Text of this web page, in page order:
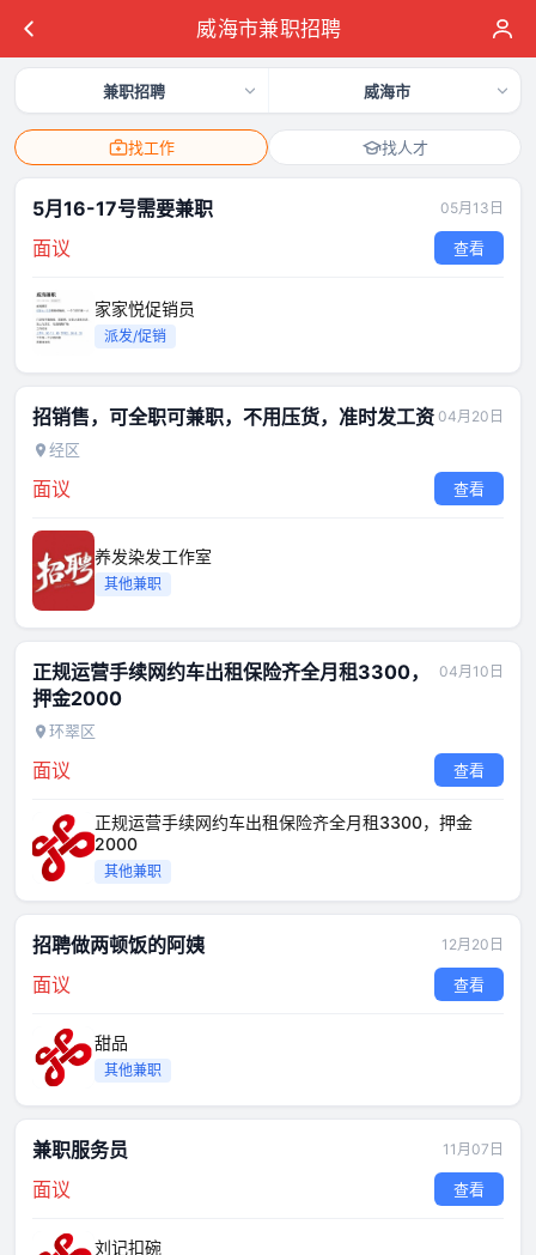
威海市兼职招聘
兼职招聘 威海市
找工作 找人才
5月16-17号需要兼职 05月13日
面议 查看
家家悦促销员
派发/促销
招销售，可全职可兼职，不用压货，准时发工资 04月20日
经区
面议 查看
养发染发工作室
其他兼职
正规运营手续网约车出租保险齐全月租3300，
押金2000
04月10日
环翠区
面议 查看
正规运营手续网约车出租保险齐全月租3300，押金
2000
其他兼职
招聘做两顿饭的阿姨 12月20日
面议 查看
甜品
其他兼职
兼职服务员 11月07日
面议 查看
刘记扣碗